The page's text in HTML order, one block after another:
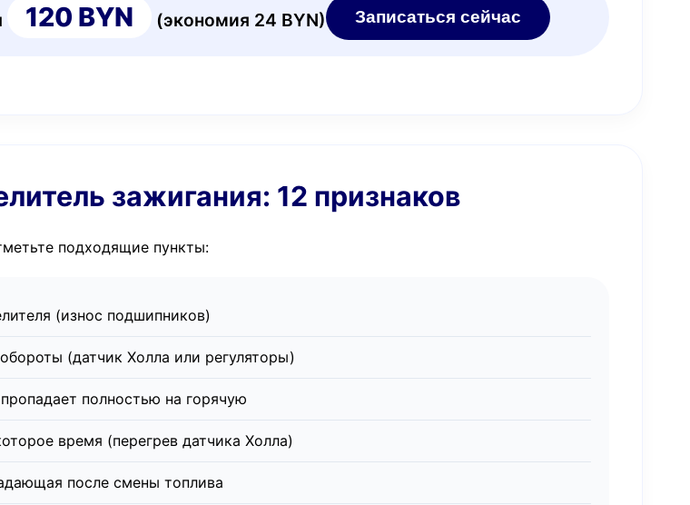
120 BYN (экономия 24 BYN) Записаться сейчас
зажигания: 12 признаков
подходящие пункты:
(износ подшипников)
(датчик Холла или регуляторы)
полностью на горячую
время (перегрев датчика Холла)
после смены топлива